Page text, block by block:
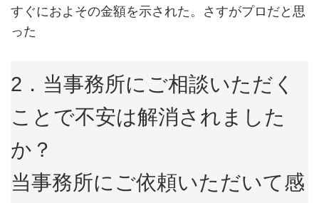
すぐにおよその金額を示された。さすがプロだと思
った
2．当事務所にご相談いただく
ことで不安は解消されました
か？
当事務所にご依頼いただいて感